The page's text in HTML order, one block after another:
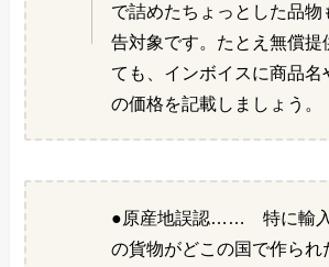
で詰めたちょっとした品物
告対象です。たとえ無償提
ても、インボイスに商品名
の価格を記載しましょう。
●原産地誤認…… 特に輸入
の貨物がどこの国で作られ